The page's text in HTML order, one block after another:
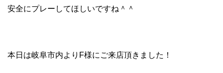
安全にプレーしてほしいですね＾＾
本日は岐阜市内よりF様にご来店頂きました！